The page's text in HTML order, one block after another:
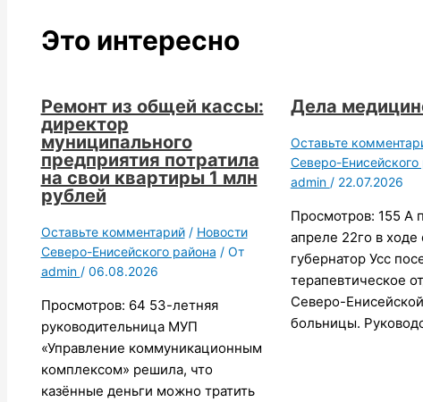
Это интересно
Ремонт из общей кассы:
директор
муниципального
предприятия потратила
на свои квартиры 1 млн
рублей
Оставьте комментарий / Новости
Северо-Енисейского района / От
admin / 06.08.2026
Просмотров: 64 53-летняя
руководительница МУП
«Управление коммуникационным
комплексом» решила, что
казённые деньги можно тратить
Дела
Оставьте
Северо-Енисейского
admin / 22.07.2026
Просмотров: 155 А
апреле 22го в ходе
губернатор Усс
терапевтическое
Северо-
больницы.